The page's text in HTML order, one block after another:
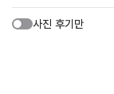
사진 후기만